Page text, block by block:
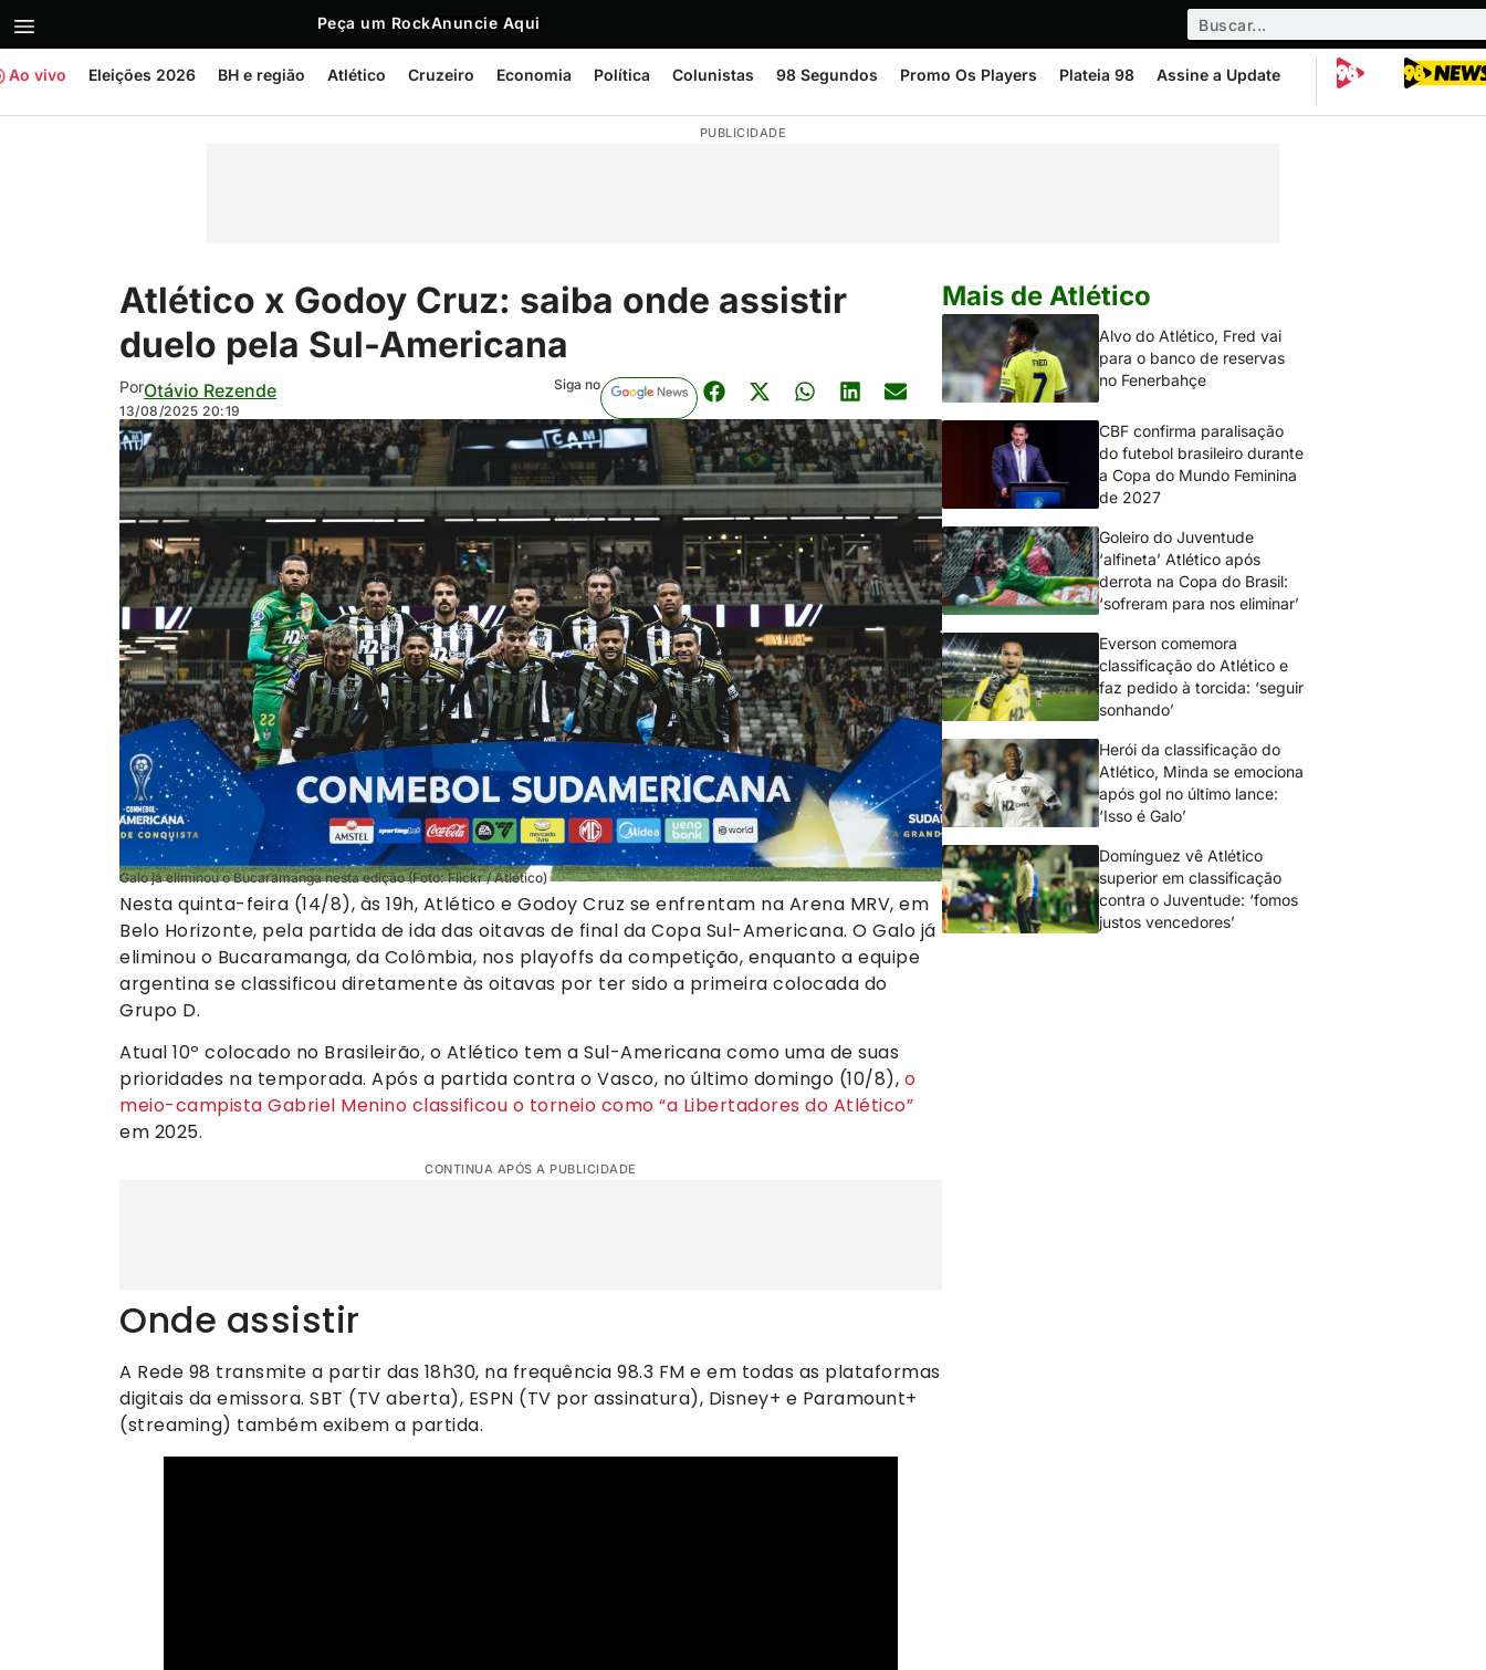
Peça um RockAnuncie Aqui
Ao vivo Eleições 2026 BH e região Atlético Cruzeiro Economia Política Colunistas 98 Segundos Promo Os Players Plateia 98 Assine a Update
PUBLICIDADE
Atlético x Godoy Cruz: saiba onde assistir
duelo pela Sul-Americana
PorOtávio Rezende
13/08/2025 20:19
Siga no
Galo já eliminou o Bucaramanga nesta edição (Foto: Flickr / Atlético)
Nesta quinta-feira (14/8), às 19h, Atlético e Godoy Cruz se enfrentam na Arena MRV, em
Belo Horizonte, pela partida de ida das oitavas de final da Copa Sul-Americana. O Galo já
eliminou o Bucaramanga, da Colômbia, nos playoffs da competição, enquanto a equipe
argentina se classificou diretamente às oitavas por ter sido a primeira colocada do
Grupo D.
Atual 10º colocado no Brasileirão, o Atlético tem a Sul-Americana como uma de suas
prioridades na temporada. Após a partida contra o Vasco, no último domingo (10/8), o
meio-campista Gabriel Menino classificou o torneio como “a Libertadores do Atlético”
em 2025.
CONTINUA APÓS A PUBLICIDADE
Onde assistir
A Rede 98 transmite a partir das 18h30, na frequência 98.3 FM e em todas as plataformas
digitais da emissora. SBT (TV aberta), ESPN (TV por assinatura), Disney+ e Paramount+
(streaming) também exibem a partida.
Mais de Atlético
Alvo do Atlético, Fred vai
para o banco de reservas
no Fenerbahçe
CBF confirma paralisação
do futebol brasileiro durante
a Copa do Mundo Feminina
de 2027
Goleiro do Juventude
‘alfineta’ Atlético após
derrota na Copa do Brasil:
‘sofreram para nos eliminar’
Everson comemora
classificação do Atlético e
faz pedido à torcida: ‘seguir
sonhando’
Herói da classificação do
Atlético, Minda se emociona
após gol no último lance:
‘Isso é Galo’
Domínguez vê Atlético
superior em classificação
contra o Juventude: ‘fomos
justos vencedores’